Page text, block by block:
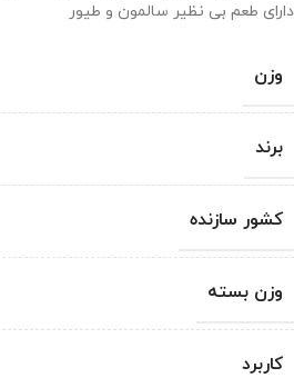
دارای طعم بی نظیر سالمون و طیور
وزن
برند
کشور سازنده
وزن بسته
کاربرد